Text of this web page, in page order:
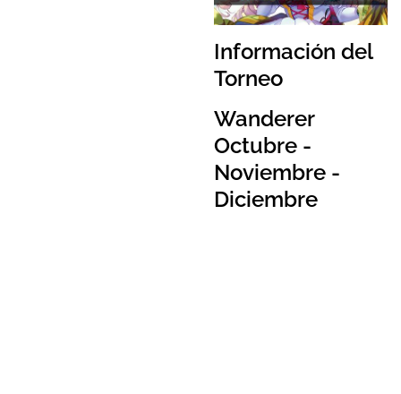
Información del
Torneo
Wanderer
Octubre -
Noviembre -
Diciembre